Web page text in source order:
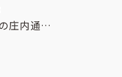
名古屋市西区の庄内通でオレンジ色の看板が目印のおべんとうオリ...